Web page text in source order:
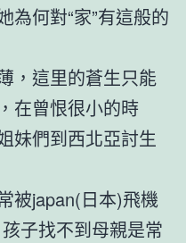
為何對“家”有這般的
，這里的蒼生只能
在曾恨很小的時
妹們到西北亞討生
被japan(日本)飛機
子找不到母親是常